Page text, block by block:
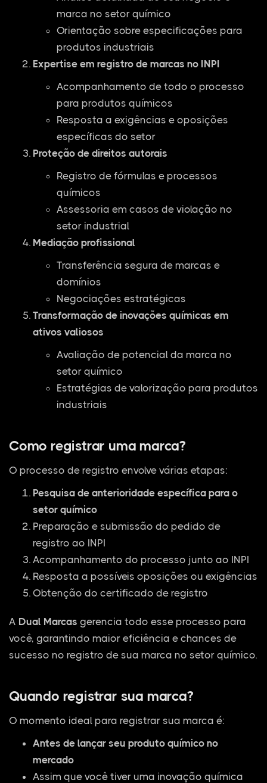
marca no setor químico
Orientação sobre especificações para
produtos industriais
Expertise em registro de marcas no INPI
Acompanhamento de todo o processo
para produtos químicos
Resposta a exigências e oposições
específicas do setor
Proteção de direitos autorais
Registro de fórmulas e processos
químicos
Assessoria em casos de violação no
setor industrial
Mediação profissional
Transferência segura de marcas e
domínios
Negociações estratégicas
Transformação de inovações químicas em
ativos valiosos
Avaliação de potencial da marca no
setor químico
Estratégias de valorização para produtos
industriais
Como registrar uma marca?
O processo de registro envolve várias etapas:
Pesquisa de anterioridade específica para o
setor químico
Preparação e submissão do pedido de
registro ao INPI
Acompanhamento do processo junto ao INPI
Resposta a possíveis oposições ou exigências
Obtenção do certificado de registro
A Dual Marcas gerencia todo esse processo para
você, garantindo maior eficiência e chances de
sucesso no registro de sua marca no setor químico.
Quando registrar sua marca?
O momento ideal para registrar sua marca é:
Antes de lançar seu produto químico no
mercado
Assim que você tiver uma inovação química